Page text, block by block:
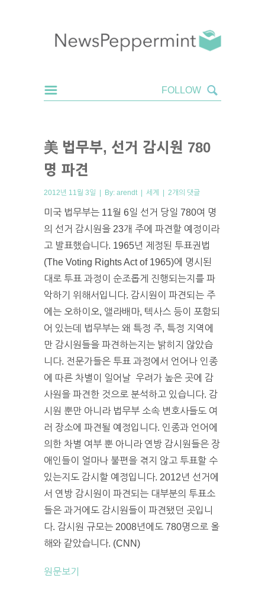
美 법무부, 선거 감시원 780
명 파견
2012년 11월 3일 | By: arendt | 세계 | 2개의 댓글
미국 법무부는 11월 6일 선거 당일 780여 명
의 선거 감시원을 23개 주에 파견할 예정이라
고 발표했습니다. 1965년 제정된 투표권법
(The Voting Rights Act of 1965)에 명시된
대로 투표 과정이 순조롭게 진행되는지를 파
악하기 위해서입니다. 감시원이 파견되는 주
에는 오하이오, 앨라배마, 텍사스 등이 포함되
어 있는데 법무부는 왜 특정 주, 특정 지역에
만 감시원들을 파견하는지는 밝히지 않았습
니다. 전문가들은 투표 과정에서 언어나 인종
에 따른 차별이 일어날 우려가 높은 곳에 감
사원을 파견한 것으로 분석하고 있습니다. 감
시원 뿐만 아니라 법무부 소속 변호사들도 여
러 장소에 파견될 예정입니다. 인종과 언어에
의한 차별 여부 뿐 아니라 연방 감시원들은 장
애인들이 얼마나 불편을 겪지 않고 투표할 수
있는지도 감시할 예정입니다. 2012년 선거에
서 연방 감시원이 파견되는 대부분의 투표소
들은 과거에도 감시원들이 파견됐던 곳입니
다. 감시원 규모는 2008년에도 780명으로 올
해와 같았습니다. (CNN)
원문보기